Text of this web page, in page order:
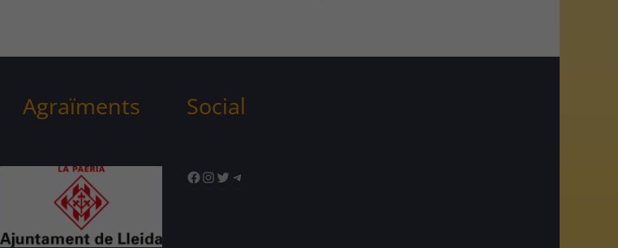
Agraïments Social
Facebook
Instagram
TwitterTelegram